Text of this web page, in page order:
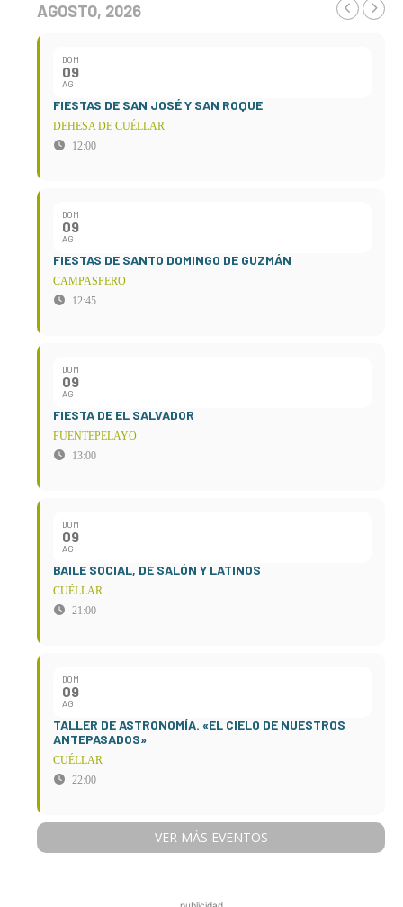
AGOSTO, 2026
DOM
09
AG
FIESTAS DE SAN JOSÉ Y SAN ROQUE
DEHESA DE CUÉLLAR
12:00
DOM
09
AG
FIESTAS DE SANTO DOMINGO DE GUZMÁN
CAMPASPERO
12:45
DOM
09
AG
FIESTA DE EL SALVADOR
FUENTEPELAYO
13:00
DOM
09
AG
BAILE SOCIAL, DE SALÓN Y LATINOS
CUÉLLAR
21:00
DOM
09
AG
TALLER DE ASTRONOMÍA. «EL CIELO DE NUESTROS
ANTEPASADOS»
CUÉLLAR
22:00
VER MÁS EVENTOS